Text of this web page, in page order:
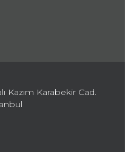
Kazım Karabekir Cad.